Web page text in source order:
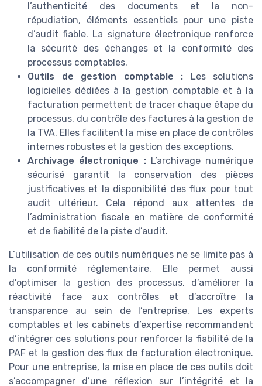
l’authenticité des documents et la non-
répudiation, éléments essentiels pour une piste
d’audit fiable. La signature électronique renforce
la sécurité des échanges et la conformité des
processus comptables.
Outils de gestion comptable : Les solutions
logicielles dédiées à la gestion comptable et à la
facturation permettent de tracer chaque étape du
processus, du contrôle des factures à la gestion de
la TVA. Elles facilitent la mise en place de contrôles
internes robustes et la gestion des exceptions.
Archivage électronique :L’archivage numérique
sécurisé garantit la conservation des pièces
justificatives et la disponibilité des flux pour tout
audit ultérieur. Cela répond aux attentes de
l’administration fiscale en matière de conformité
et de fiabilité de la piste d’audit.
L’utilisation de ces outils numériques ne se limite pas à
la conformité réglementaire. Elle permet aussi
d’optimiser la gestion des processus, d’améliorer la
réactivité face aux contrôles et d’accroître la
transparence au sein de l’entreprise. Les experts
comptables et les cabinets d’expertise recommandent
d’intégrer ces solutions pour renforcer la fiabilité de la
PAF et la gestion des flux de facturation électronique.
Pour une entreprise, la mise en place de ces outils doit
s’accompagner d’une réflexion sur l’intégrité et la